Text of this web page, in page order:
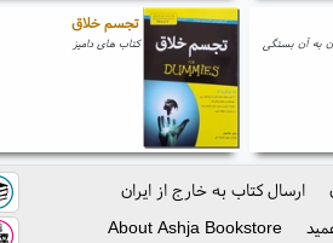
به آن بستگی
تجسم خلاق
کتاب های دامیز
ارسال کتاب به خارج از ایران
About Ashja Bookstore